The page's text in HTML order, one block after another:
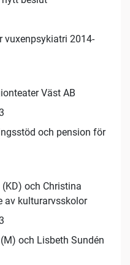
vuxenpsykiatri 2014-
Väst AB
och pension för
och Christina
av kulturarvsskolor
och Lisbeth Sundén